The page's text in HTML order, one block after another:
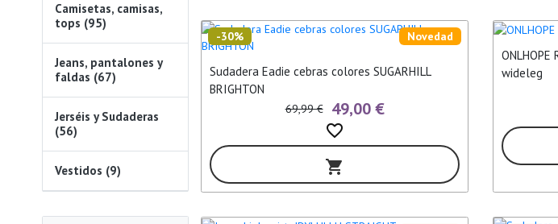
Camisetas, camisas,
tops (95)
Jeans, pantalones y
faldas (67)
Jerséis y Sudaderas
(56)
Vestidos (9)
Sudadera Eadie cebras colores SUGARHILL
BRIGHTON
Novedad
-30%
69,99 € 49,00 €
favorite_border
shopping_cart
ONLHOPE
wideleg